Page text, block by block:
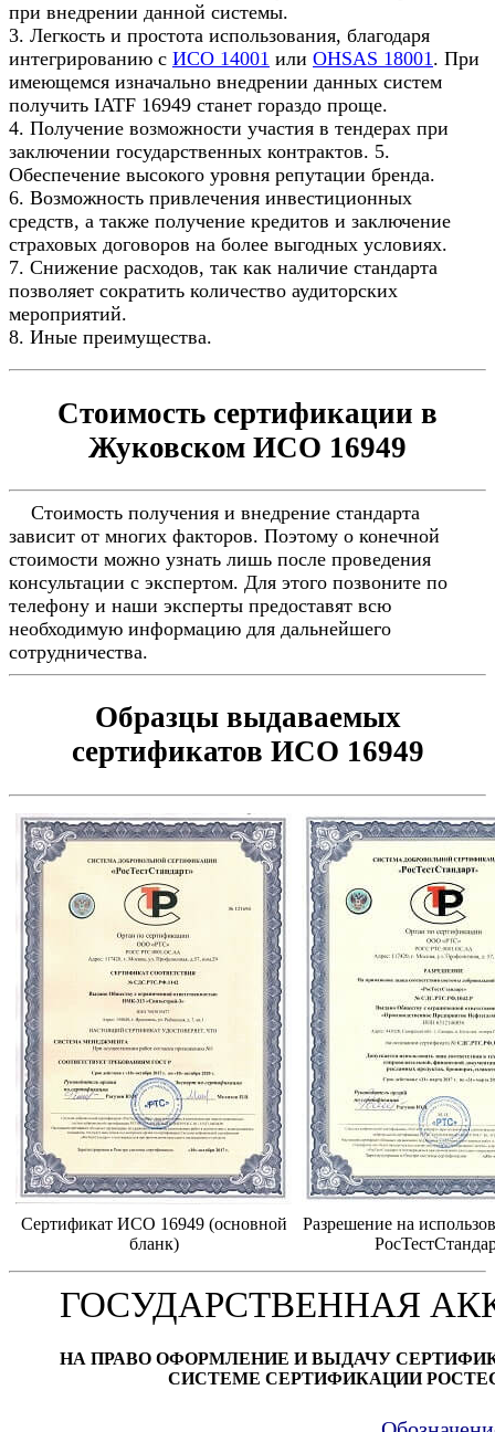
при внедрении данной системы.
3. Легкость и простота использования, благодаря
интегрированию с ИСО 14001 или OHSAS 18001. При
имеющемся изначально внедрении данных систем
получить IATF 16949 станет гораздо проще.
4. Получение возможности участия в тендерах при
заключении государственных контрактов. 5.
Обеспечение высокого уровня репутации бренда.
6. Возможность привлечения инвестиционных
средств, а также получение кредитов и заключение
страховых договоров на более выгодных условиях.
7. Снижение расходов, так как наличие стандарта
позволяет сократить количество аудиторских
мероприятий.
8. Иные преимущества.
Стоимость сертификации в
Жуковском ИСО 16949
Стоимость получения и внедрение стандарта
зависит от многих факторов. Поэтому о конечной
стоимости можно узнать лишь после проведения
консультации с экспертом. Для этого позвоните по
телефону и наши эксперты предоставят всю
необходимую информацию для дальнейшего
сотрудничества.
Образцы выдаваемых
сертификатов ИСО 16949
Сертификат ИСО 16949 (основной
бланк)
Разрешение на
ГОСУДАРСТВЕННАЯ
НА ПРАВО ОФОРМЛЕНИЕ И ВЫДАЧУ
СИСТЕМЕ СЕРТИФИКАЦИИ